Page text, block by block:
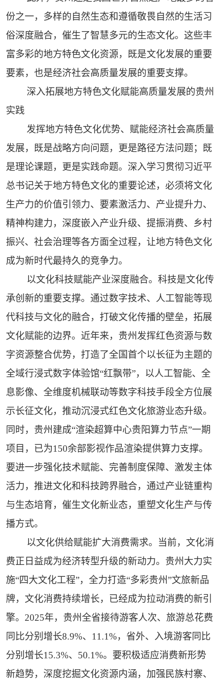
份之一，多样的自然生态和遵循敬畏自然的生活习
俗深度融合，催生了智慧多元的生态文化。这些丰
富多彩的地方特色文化资源，既是文化发展的重要
要素，也是经济社会高质量发展的重要支撑。
深入拓展地方特色文化赋能高质量发展的贵州
实践
发挥地方特色文化优势、赋能经济社会高质量
发展，既是战略方向问题，更是路径方法问题；既
是理论课题，更是实践命题。深入学习贯彻习近平
总书记关于地方特色文化的重要论述，必须将文化
生产力的价值引领力、要素激活力、产业提升力、
精神构建力，深度嵌入产业升级、提振消费、乡村
振兴、社会治理等各方面全过程，让地方特色文化
成为新时代最持久的竞争力。
以文化科技赋能产业深度融合。科技是文化传
承创新的重要支撑。通过数字技术、人工智能等现
代科技与文化的融合，打破文化传播的壁垒，拓展
文化赋能的边界。近年来，贵州发挥红色资源与数
字资源整合优势，打造了全国首个以长征为主题的
全域行浸式数字体验馆“红飘带”，以人工智能、全
息影像、全维度机械联动等数字科技手段全方位展
示长征文化，推动沉浸式红色文化旅游业态升级。
同时，贵州建成“渲染超算中心贵阳算力节点”一期
项目，已为150余部影视作品渲染提供算力支撑。
要进一步强化技术赋能、完善制度保障、激发主体
活力，推进文化和科技跨界融合，通过产业链重构
与生态培育，催生文化新业态，重塑文化生产与传
播方式。
以文化供给赋能扩大消费需求。当前，文化消
费正日益成为经济转型升级的新动力。贵州大力实
施“四大文化工程”，全力打造“多彩贵州”文旅新品
牌，文化消费持续增长，已经成为拉动消费的新引
擎。2025年，贵州全省接待游客人次、旅游总花费
同比分别增长8.9%、11.1%，省外、入境游客同比
分别增长15.3%、50.1%。要积极适应消费新形势
新趋势，深度挖掘文化资源内涵，加强民族村寨、